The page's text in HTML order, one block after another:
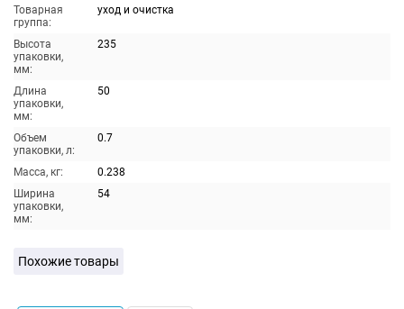
Товарная
группа:
уход и очистка
Высота
упаковки,
мм:
235
Длина
упаковки,
мм:
50
Объем
упаковки, л:
0.7
Масса, кг:
0.238
Ширина
упаковки,
мм:
54
Похожие товары